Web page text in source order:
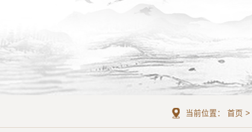
当前位置： 首页 >